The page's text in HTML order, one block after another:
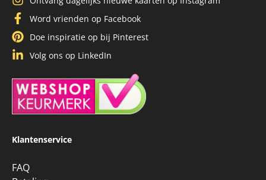
Word vrienden op Facebook
Doe inspiratie op bij Pinterest
Volg ons op LinkedIn
Klantenservice
FAQ